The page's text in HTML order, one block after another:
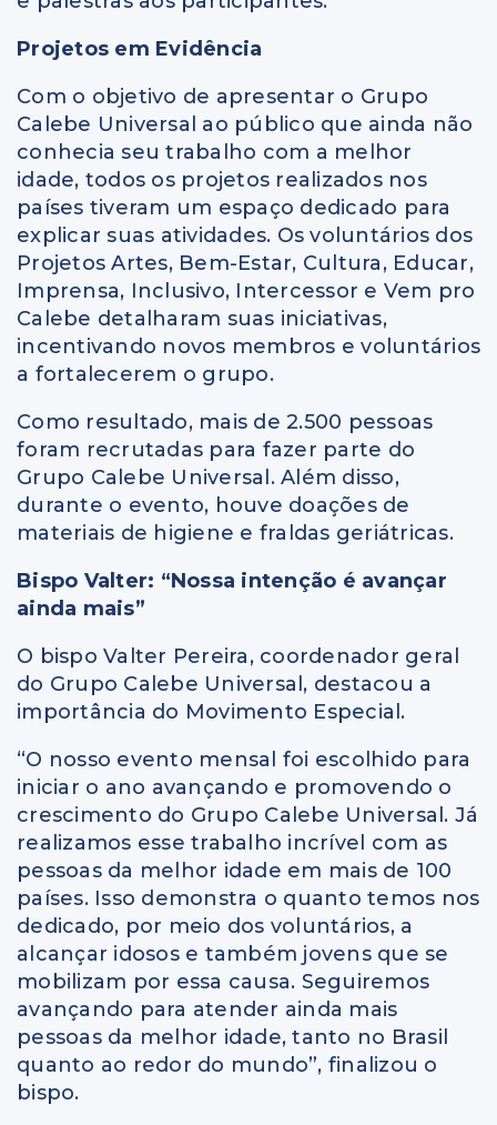
Projetos em Evidência
Com o objetivo de apresentar o Grupo
Calebe Universal ao público que ainda não
conhecia seu trabalho com a melhor
idade, todos os projetos realizados nos
países tiveram um espaço dedicado para
explicar suas atividades. Os voluntários dos
Projetos Artes, Bem-Estar, Cultura, Educar,
Imprensa, Inclusivo, Intercessor e Vem pro
Calebe detalharam suas iniciativas,
incentivando novos membros e voluntários
a fortalecerem o grupo.
Como resultado, mais de 2.500 pessoas
foram recrutadas para fazer parte do
Grupo Calebe Universal. Além disso,
durante o evento, houve doações de
materiais de higiene e fraldas geriátricas.
Bispo Valter: “Nossa intenção é avançar
ainda mais”
O bispo Valter Pereira, coordenador geral
do Grupo Calebe Universal, destacou a
importância do Movimento Especial.
“O nosso evento mensal foi escolhido para
iniciar o ano avançando e promovendo o
crescimento do Grupo Calebe Universal. Já
realizamos esse trabalho incrível com as
pessoas da melhor idade em mais de 100
países. Isso demonstra o quanto temos nos
dedicado, por meio dos voluntários, a
alcançar idosos e também jovens que se
mobilizam por essa causa. Seguiremos
avançando para atender ainda mais
pessoas da melhor idade, tanto no Brasil
quanto ao redor do mundo”, finalizou o
bispo.